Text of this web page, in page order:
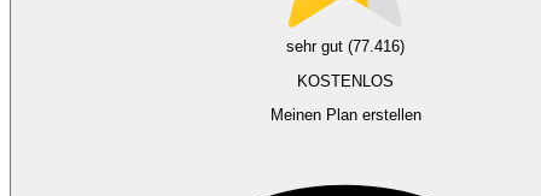
sehr gut (77.416)
KOSTENLOS
Meinen Plan erstellen